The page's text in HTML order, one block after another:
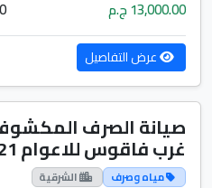
13,000.00 ج.م
عرض التفاصيل
صيانة الصرف
غرب فاقوس للاعوام 2024/2021
مياه وصرف الشرقية